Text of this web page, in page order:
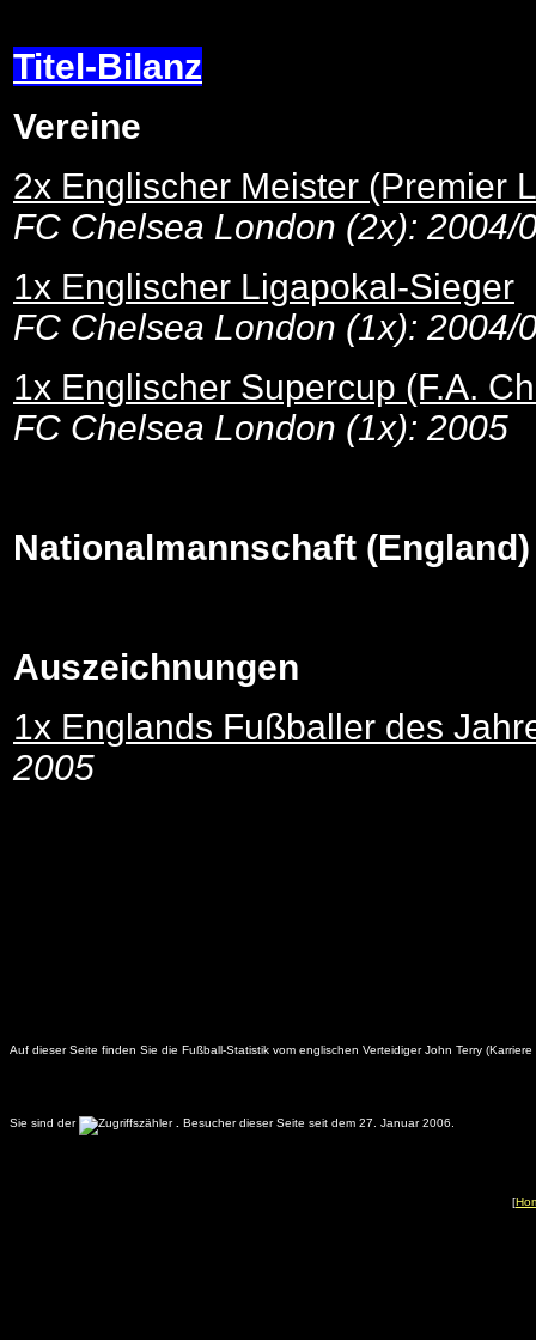
Titel-Bilanz
Vereine
2x Englischer Meister (Premier
FC Chelsea London (2x): 2004/
1x Englischer Ligapokal-Sieger
FC Chelsea London (1x): 2004/
1x Englischer Supercup (F.A.
FC Chelsea London (1x): 2005
Nationalmannschaft (England)
Auszeichnungen
1x Englands Fußballer des
2005
Auf dieser Seite finden Sie die Fußball-Statistik vom englischen Verteidiger John Terry
Sie sind der . Besucher dieser Seite seit dem 27. Januar 2006.
[